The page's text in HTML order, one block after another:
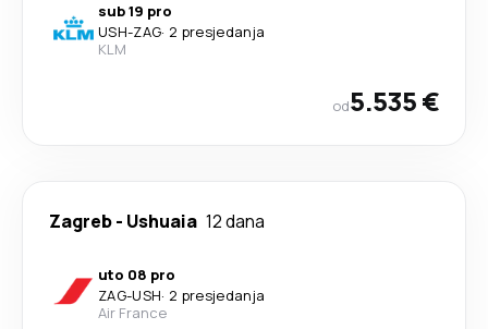
sub 19 pro
USH-ZAG· 2 presjedanja
KLM
od5.535 €
Zagreb- Ushuaia 12 dana
uto 08 pro
ZAG-USH· 2 presjedanja
Air France